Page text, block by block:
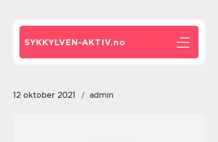
SYKKYLVEN-AKTIV.no
12 oktober 2021 admin